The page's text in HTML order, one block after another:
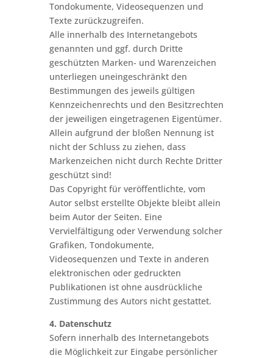
Tondokumente, Videosequenzen und
Texte zurückzugreifen.
Alle innerhalb des Internetangebots
genannten und ggf. durch Dritte
geschützten Marken- und Warenzeichen
unterliegen uneingeschränkt den
Bestimmungen des jeweils gültigen
Kennzeichenrechts und den Besitzrechten
der jeweiligen eingetragenen Eigentümer.
Allein aufgrund der bloßen Nennung ist
nicht der Schluss zu ziehen, dass
Markenzeichen nicht durch Rechte Dritter
geschützt sind!
Das Copyright für veröffentlichte, vom
Autor selbst erstellte Objekte bleibt allein
beim Autor der Seiten. Eine
Vervielfältigung oder Verwendung solcher
Grafiken, Tondokumente,
Videosequenzen und Texte in anderen
elektronischen oder gedruckten
Publikationen ist ohne ausdrückliche
Zustimmung des Autors nicht gestattet.
4. Datenschutz
Sofern innerhalb des Internetangebots
die Möglichkeit zur Eingabe persönlicher